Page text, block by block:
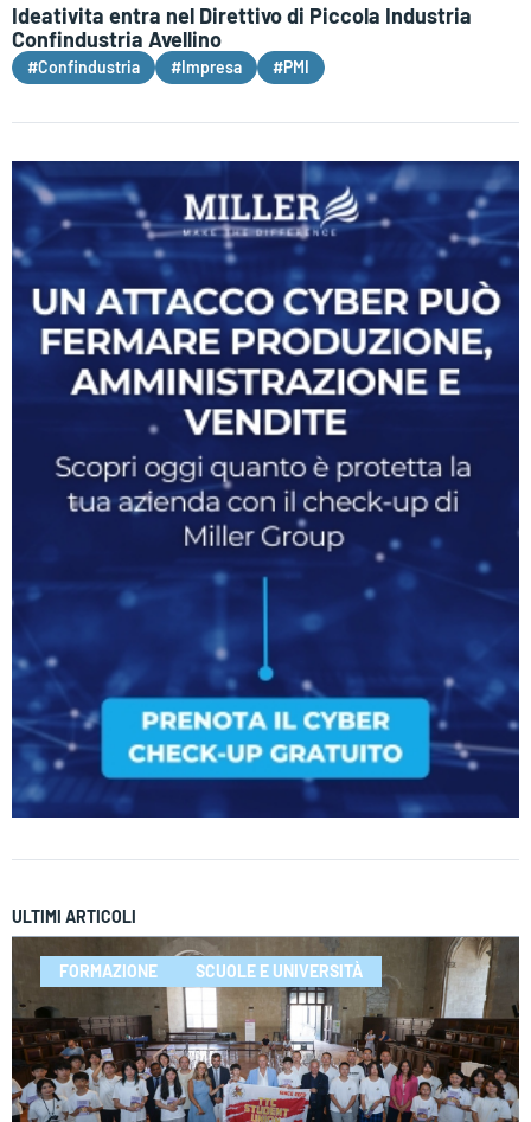
Ideativita entra nel Direttivo di Piccola Industria
Confindustria Avellino
#Confindustria #Impresa #PMI
ULTIMI ARTICOLI
FORMAZIONE SCUOLE E UNIVERSITÀ